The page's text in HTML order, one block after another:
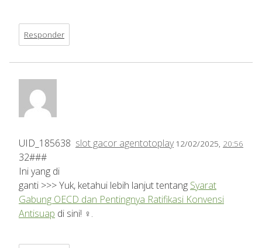
Responder
slot gacor agentotoplay 12/02/2025, 20:56
UID_185638
32###
Ini yang di
ganti >>> Yuk, ketahui lebih lanjut tentang Syarat
Gabung OECD dan Pentingnya Ratifikasi Konvensi
Antisuap di sini! ️‍♀️.